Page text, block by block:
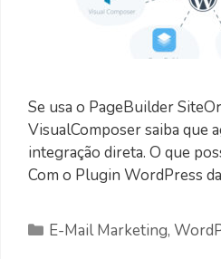
Se usa o PageBuilder
VisualComposer saiba que
integração direta. O que
Com o Plugin WordPress
Categorias
E-Mail Marketing,